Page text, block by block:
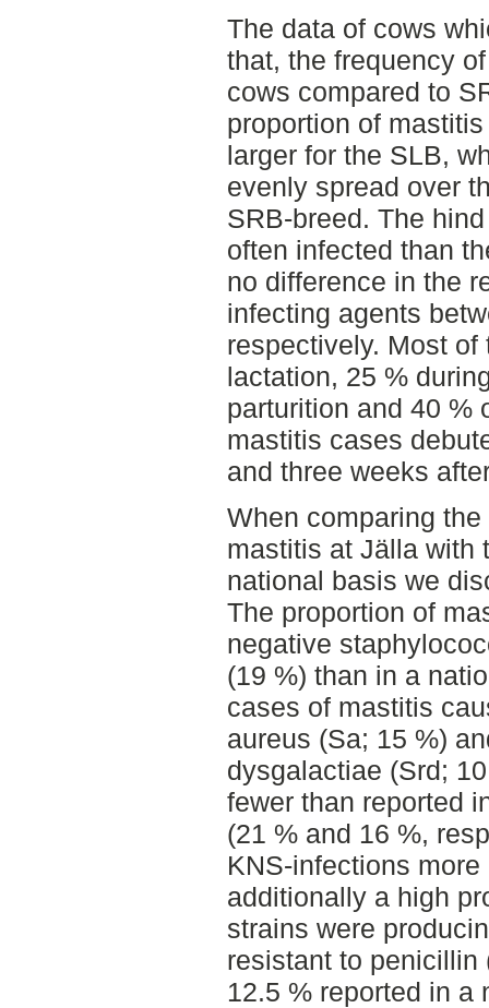
The data of cows
that, the frequency
cows compared to
proportion of
larger for the SLB,
evenly spread over
SRB-breed. The
often infected than
no difference in the
infecting agents
respectively. Most
lactation, 25 %
parturition and 40 %
mastitis cases
and three weeks
When comparing
mastitis at Jälla with
national basis we
The proportion of
negative
(19 %) than in a
cases of mastitis
aureus (Sa; 15 %)
dysgalactiae (Srd;
fewer than reported
(21 % and 16 %,
KNS-infections
additionally a high
strains were
resistant to penicillin
12.5 % reported in a